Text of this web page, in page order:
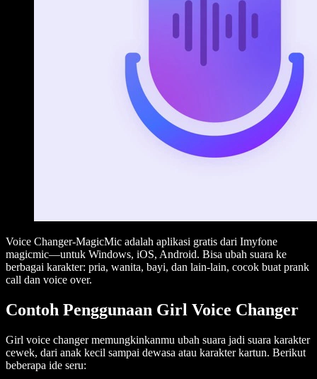
Voice Changer-MagicMic adalah aplikasi gratis dari Imyfone
magicmic—untuk Windows, iOS, Android. Bisa ubah suara ke
berbagai karakter: pria, wanita, bayi, dan lain-lain, cocok buat prank
call dan voice over.
Contoh Penggunaan Girl Voice Changer
Girl voice changer memungkinkanmu ubah suara jadi suara karakter
cewek, dari anak kecil sampai dewasa atau karakter kartun. Berikut
beberapa ide seru: